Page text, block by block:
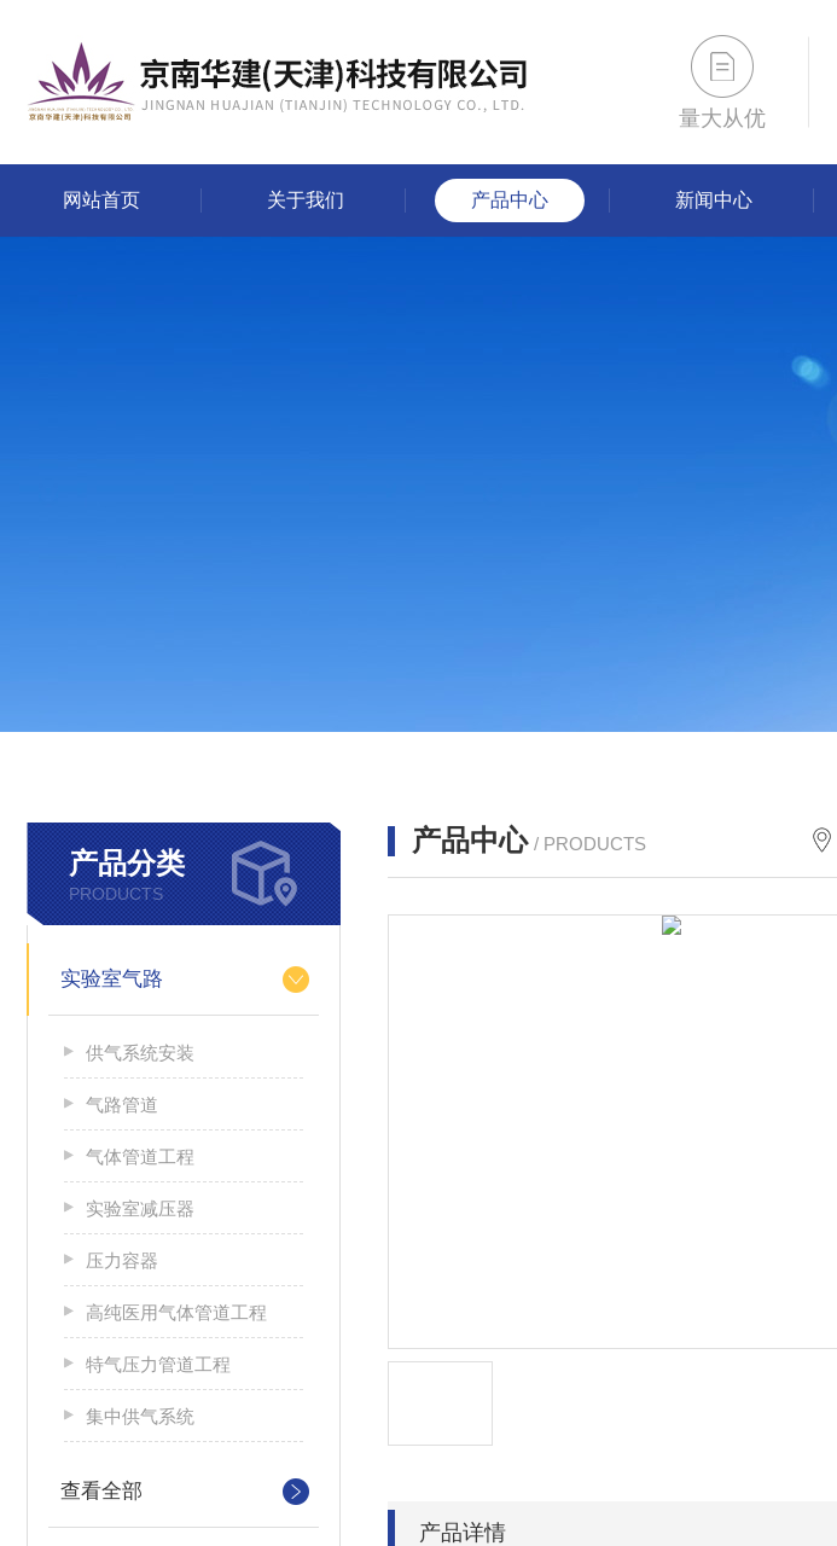
量大从优
网站首页 关于我们 产品中心 新闻中心
产品分类
PRODUCTS
实验室气路
供气系统安装
气路管道
气体管道工程
实验室减压器
压力容器
高纯医用气体管道工程
特气压力管道工程
集中供气系统
查看全部
产品中心 / PRODUCTS
产品详情